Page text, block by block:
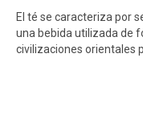
El té se caracteriza por
una bebida utilizada de
civilizaciones orientales